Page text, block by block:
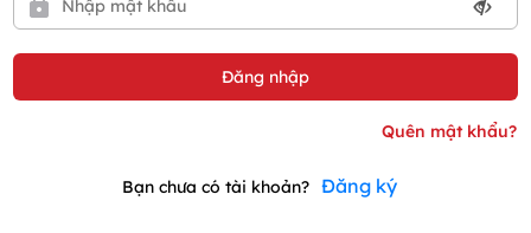
Bạn chưa có tài khoản? Đăng ký